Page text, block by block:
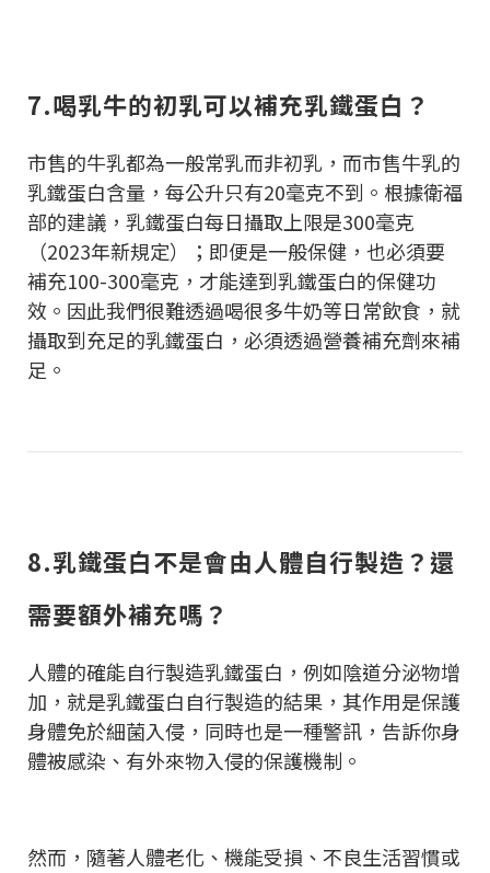
7.喝乳牛的初乳可以補充乳鐵蛋白？
市售的牛乳都為一般常乳而非初乳，而市售牛乳的
乳鐵蛋白含量，每公升只有20毫克不到。根據衛福
部的建議，乳鐵蛋白每日攝取上限是300毫克
（2023年新規定）；即便是一般保健，也必須要
補充100-300毫克，才能達到乳鐵蛋白的保健功
效。因此我們很難透過喝很多牛奶等日常飲食，就
攝取到充足的乳鐵蛋白，必須透過營養補充劑來補
足。
8.乳鐵蛋白不是會由人體自行製造？還
需要額外補充嗎？
人體的確能自行製造乳鐵蛋白，例如陰道分泌物增
加，就是乳鐵蛋白自行製造的結果，其作用是保護
身體免於細菌入侵，同時也是一種警訊，告訴你身
體被感染、有外來物入侵的保護機制。
然而，隨著人體老化、機能受損、不良生活習慣或